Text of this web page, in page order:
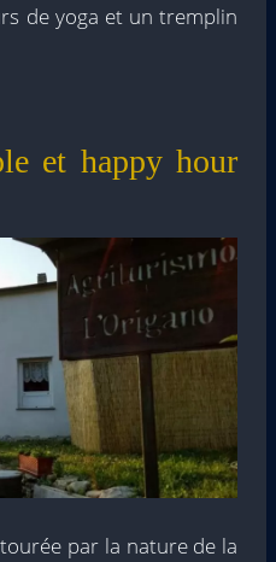
de yoga et un tremplin
et happy hour
par la nature de la